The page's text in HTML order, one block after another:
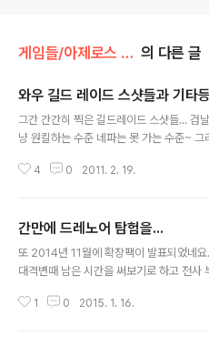
게임들/아제로스 탐험기 의 다른 글
와우 길드 레이드 스샷들과 기타
그간 간간히 찍은 길드레이드 스샷들... 검
냥 원킬하는 수준 네파는 못 가는 수준~ 그
첫 스샷 뿌듯한 양손검 +_+ 나머지 템은 다
4 0 2011. 2. 19.
간만에 드레노어 탐험을...
또 2014년 11월에 확장팩이 발표되었네
대격변때 남은 시간을 써보기로 하고 전사
로 전락해서 좀 답답하네요. 만렙을 찍고 인
1 0 2015. 1. 16.